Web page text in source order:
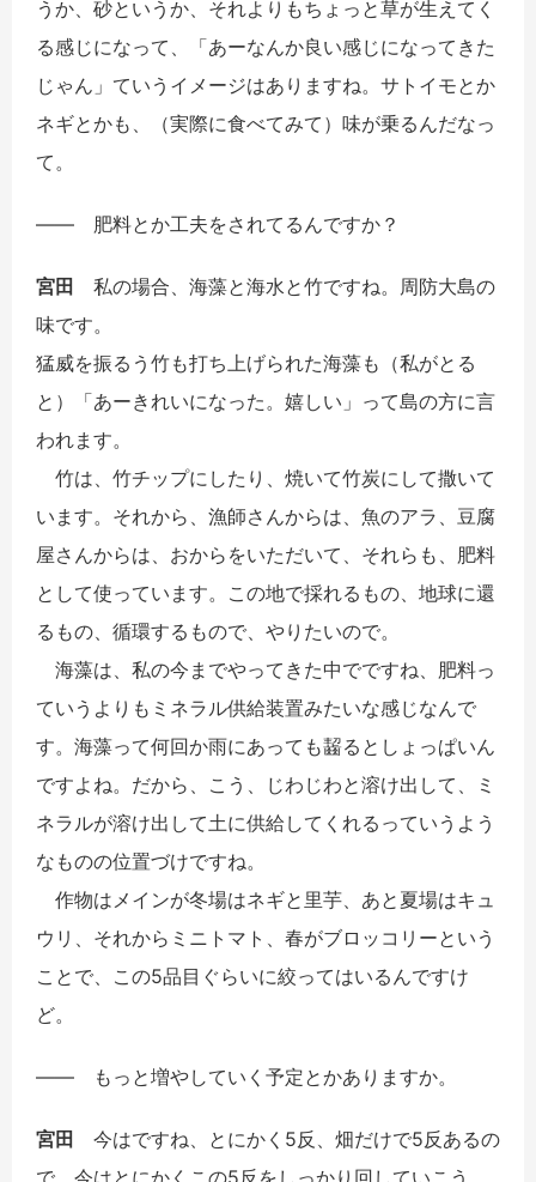
うか、砂というか、それよりもちょっと草が生えてく
る感じになって、「あーなんか良い感じになってきた
じゃん」ていうイメージはありますね。サトイモとか
ネギとかも、（実際に食べてみて）味が乗るんだなっ
て。
―― 肥料とか工夫をされてるんですか？
宮田 私の場合、海藻と海水と竹ですね。周防大島の
味です。
猛威を振るう竹も打ち上げられた海藻も（私がとる
と）「あーきれいになった。嬉しい」って島の方に言
われます。
竹は、竹チップにしたり、焼いて竹炭にして撒いて
います。それから、漁師さんからは、魚のアラ、豆腐
屋さんからは、おからをいただいて、それらも、肥料
として使っています。この地で採れるもの、地球に還
るもの、循環するもので、やりたいので。
海藻は、私の今までやってきた中でですね、肥料っ
ていうよりもミネラル供給装置みたいな感じなんで
す。海藻って何回か雨にあっても齧るとしょっぱいん
ですよね。だから、こう、じわじわと溶け出して、ミ
ネラルが溶け出して土に供給してくれるっていうよう
なものの位置づけですね。
作物はメインが冬場はネギと里芋、あと夏場はキュ
ウリ、それからミニトマト、春がブロッコリーという
ことで、この5品目ぐらいに絞ってはいるんですけ
ど。
―― もっと増やしていく予定とかありますか。
宮田 今はですね、とにかく5反、畑だけで5反あるの
で、今はとにかくこの5反をしっかり回していこう